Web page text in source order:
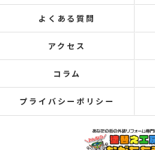
よくある質問
アクセス
コラム
プライバシーポリシー